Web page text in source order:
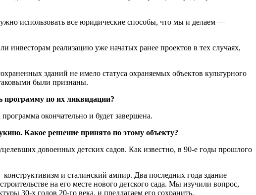
использовать все юридические способы, что мы и делаем —
реализацию уже начатых ранее проектов в тех случаях,
зданий не имело статуса охраняемых объектов культурного
были признаны.
программу по их ликвидации?
окончательно и будет завершена.
Какое решение принято по этому объекту?
довоенных детских садов. Как известно, в 90-е годы прошлого
и сталинский ампир. Два последних года здание
на его месте нового детского сада. Мы изучили вопрос,
30-х годов 20-го века, и предлагаем его сохранить.